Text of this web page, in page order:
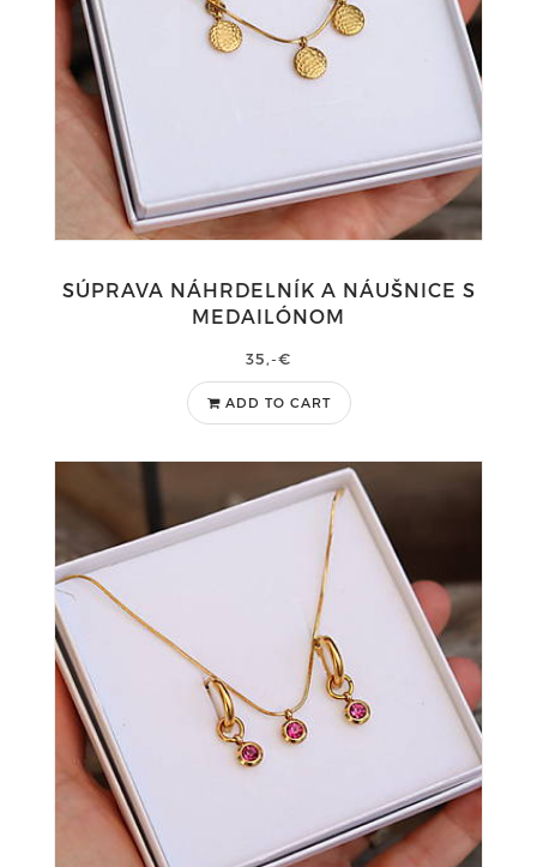
SÚPRAVA NÁHRDELNÍK A NÁUŠNICE S
MEDAILÓNOM
35,-€
ADD TO CART